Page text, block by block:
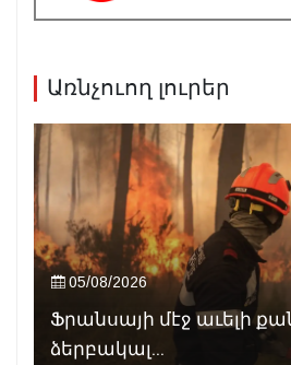
Առնչուող լուրեր
05/08/2026
Ֆրանսայի մէջ աւելի
ձերբակալ...